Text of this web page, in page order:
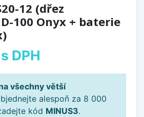
12 (dřez
100 Onyx + baterie
s DPH
všechny větší
alespoň za 8 000
kód MINUS3.